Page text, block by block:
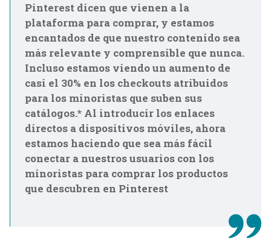
Pinterest dicen que vienen a la
plataforma para comprar, y estamos
encantados de que nuestro contenido sea
más relevante y comprensible que nunca.
Incluso estamos viendo un aumento de
casi el 30% en los checkouts atribuidos
para los minoristas que suben sus
catálogos.* Al introducir los enlaces
directos a dispositivos móviles, ahora
estamos haciendo que sea más fácil
conectar a nuestros usuarios con los
minoristas para comprar los productos
que descubren en Pinterest